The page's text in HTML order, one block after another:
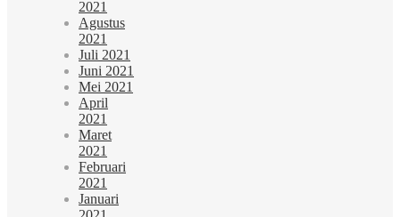
2021
Agustus
2021
Juli 2021
Juni 2021
Mei 2021
April
2021
Maret
2021
Februari
2021
Januari